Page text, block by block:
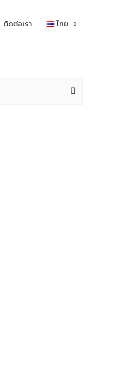
ติดต่อเรา ไทย